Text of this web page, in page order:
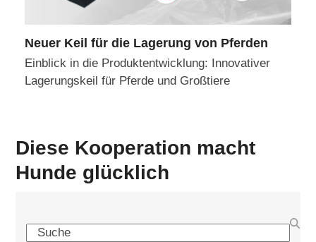
Neuer Keil für die Lagerung von Pferden
Einblick in die Produktentwicklung: Innovativer
Lagerungskeil für Pferde und Großtiere
Diese Kooperation macht
Hunde glücklich
Search